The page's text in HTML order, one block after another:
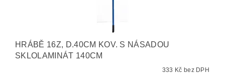
HRÁBĚ 16Z, D.40CM KOV. S NÁSADOU
SKLOLAMINÁT 140CM
333 Kč bez DPH